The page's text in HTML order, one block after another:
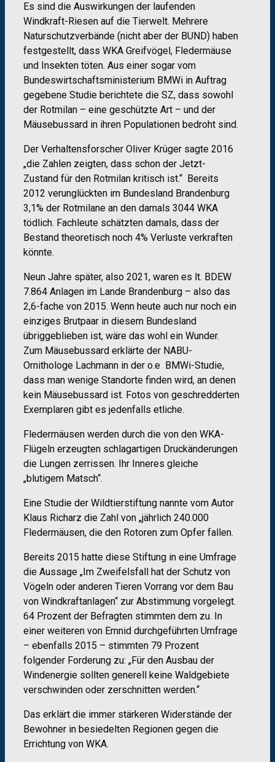
Es sind die Auswirkungen der laufenden
Windkraft-Riesen auf die Tierwelt. Mehrere
Naturschutzverbände (nicht aber der BUND) haben
festgestellt, dass WKA Greifvögel, Fledermäuse
und Insekten töten. Aus einer sogar vom
Bundeswirtschaftsministerium BMWi in Auftrag
gegebene Studie berichtete die SZ, dass sowohl
der Rotmilan – eine geschützte Art – und der
Mäusebussard in ihren Populationen bedroht sind.
Der Verhaltensforscher Oliver Krüger sagte 2016
„die Zahlen zeigten, dass schon der Jetzt-
Zustand für den Rotmilan kritisch ist.“ Bereits
2012 verunglückten im Bundesland Brandenburg
3,1% der Rotmilane an den damals 3044 WKA
tödlich. Fachleute schätzten damals, dass der
Bestand theoretisch noch 4% Verluste verkraften
könnte.
Neun Jahre später, also 2021, waren es lt. BDEW
7.864 Anlagen im Lande Brandenburg – also das
2,6-fache von 2015. Wenn heute auch nur noch ein
einziges Brutpaar in diesem Bundesland
übriggeblieben ist, wäre das wohl ein Wunder.
Zum Mäusebussard erklärte der NABU-
Ornithologe Lachmann in der o.e BMWi-Studie,
dass man wenige Standorte finden wird, an denen
kein Mäusebussard ist. Fotos von geschredderten
Exemplaren gibt es jedenfalls etliche.
Fledermäusen werden durch die von den WKA-
Flügeln erzeugten schlagartigen Druckänderungen
die Lungen zerrissen. Ihr Inneres gleiche
„blutigem Matsch“.
Eine Studie der Wildtierstiftung nannte vom Autor
Klaus Richarz die Zahl von „jährlich 240.000
Fledermäusen, die den Rotoren zum Opfer fallen.
Bereits 2015 hatte diese Stiftung in eine Umfrage
die Aussage „Im Zweifelsfall hat der Schutz von
Vögeln oder anderen Tieren Vorrang vor dem Bau
von Windkraftanlagen“ zur Abstimmung vorgelegt.
64 Prozent der Befragten stimmten dem zu. In
einer weiteren von Emnid durchgeführten Umfrage
– ebenfalls 2015 – stimmten 79 Prozent
folgender Forderung zu: „Für den Ausbau der
Windenergie sollten generell keine Waldgebiete
verschwinden oder zerschnitten werden.“
Das erklärt die immer stärkeren Widerstände der
Bewohner in besiedelten Regionen gegen die
Errichtung von WKA.